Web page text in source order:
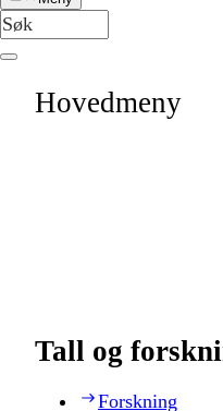
Hovedmeny
Tall og
Forskning